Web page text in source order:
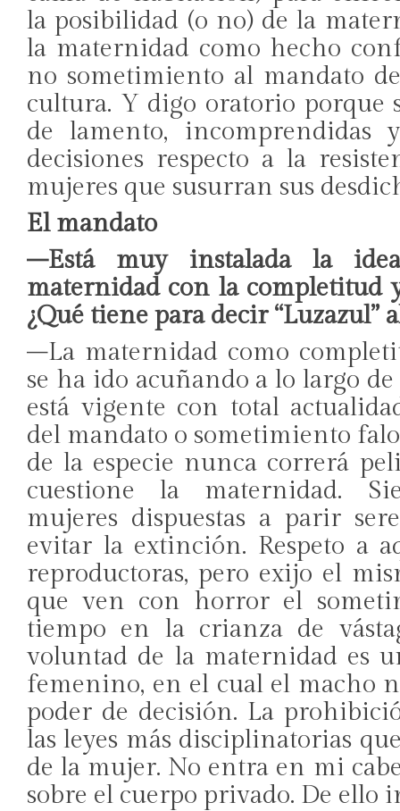
la posibilidad (o no) de la
la maternidad como hecho
no sometimiento al mandato
cultura. Y digo oratorio porque
de lamento, incomprendidas
decisiones respecto a la
mujeres que susurran sus
El mandato
–Está muy instalada la
maternidad con la completitud
¿Qué tiene para decir “Luzazul”
–La maternidad como
se ha ido acuñando a lo largo
está vigente con total
del mandato o sometimiento
de la especie nunca correrá
cuestione la maternidad.
mujeres dispuestas a parir
evitar la extinción. Respeto a
reproductoras, pero exijo el
que ven con horror el
tiempo en la crianza de
voluntad de la maternidad es
femenino, en el cual el macho
poder de decisión. La
las leyes más disciplinatorias
de la mujer. No entra en mi
sobre el cuerpo privado. De ello